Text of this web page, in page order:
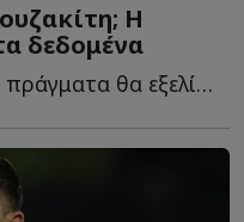
Η
δεδομένα
Κανείς δεν περίμενε ότι τα πράγματα θα εξελίσσονταν έ...